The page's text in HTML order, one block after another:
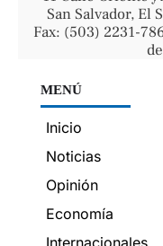
San Salvador, El
Fax: (503) 2231-
MENÚ
Inicio
Noticias
Opinión
Economía